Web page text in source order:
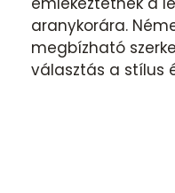
aranykorára.
megbízható
választás a stílus